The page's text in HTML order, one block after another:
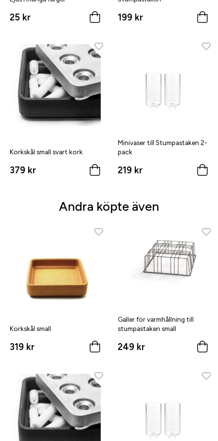
25 kr 199 kr
Korkskål small svart kork
379 kr
Minivaser till Stumpastaken 2-
pack
219 kr
Andra köpte även
Korkskål small
319 kr
Galler för varmhållning till
stumpastaken small
249 kr